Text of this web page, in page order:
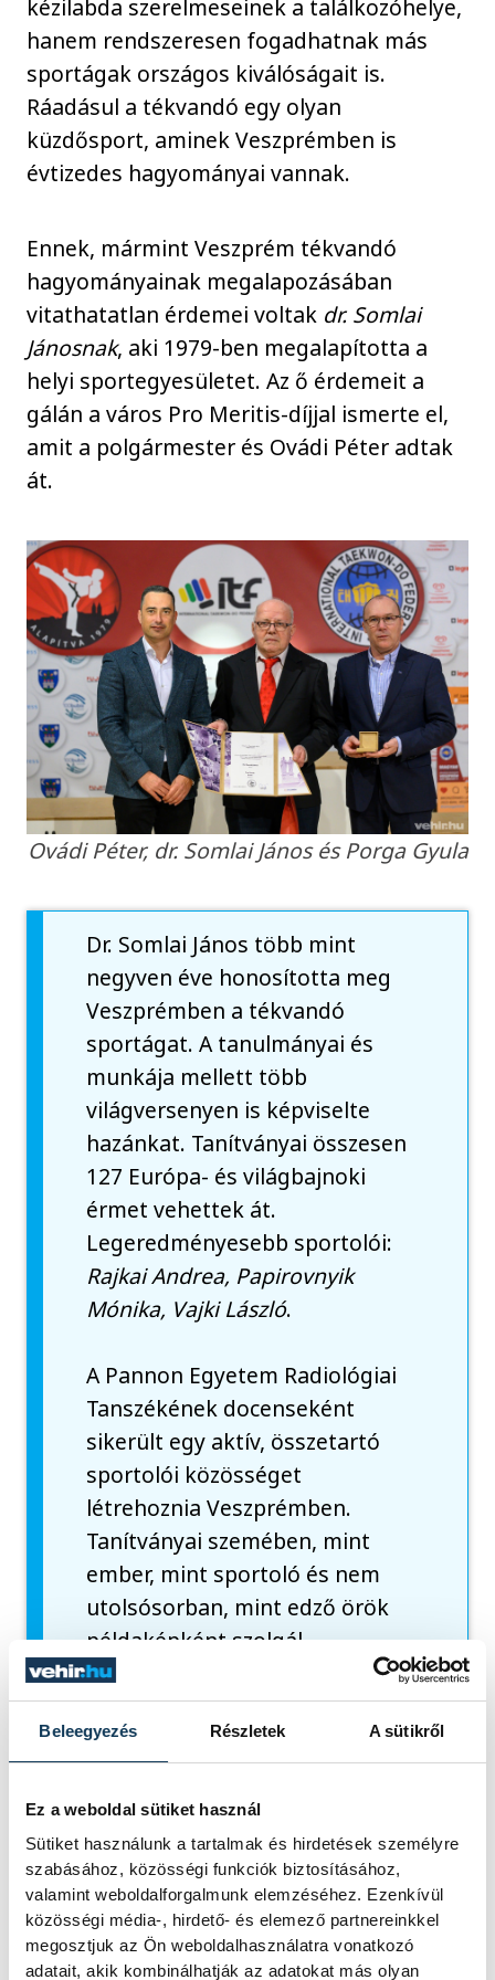
Beleegyezés Részletek A sütikről
Ez a weboldal sütiket használ
Sütiket használunk a tartalmak és hirdetések személyre
szabásához, közösségi funkciók biztosításához,
valamint weboldalforgalmunk elemzéséhez. Ezenkívül
közösségi média-, hirdető- és elemező partnereinkkel
megosztjuk az Ön weboldalhasználatra vonatkozó
adatait, akik kombinálhatják az adatokat más olyan
kézilabda szerelmeseinek a találkozóhelye,
hanem rendszeresen fogadhatnak más
sportágak országos kiválóságait is.
Ráadásul a tékvandó egy olyan
küzdősport, aminek Veszprémben is
évtizedes hagyományai vannak.
Ennek, mármint Veszprém tékvandó
hagyományainak megalapozásában
vitathatatlan érdemei voltak dr. Somlai
Jánosnak, aki 1979-ben megalapította a
helyi sportegyesületet. Az ő érdemeit a
gálán a város Pro Meritis-díjjal ismerte el,
amit a polgármester és Ovádi Péter adtak
át.
Ovádi Péter, dr. Somlai János és Porga Gyula
Dr. Somlai János több mint
negyven éve honosította meg
Veszprémben a tékvandó
sportágat. A tanulmányai és
munkája mellett több
világversenyen is képviselte
hazánkat. Tanítványai összesen
127 Európa- és világbajnoki
érmet vehettek át.
Legeredményesebb sportolói:
Rajkai Andrea, Papirovnyik
Mónika, Vajki László.
A Pannon Egyetem Radiológiai
Tanszékének docenseként
sikerült egy aktív, összetartó
sportolói közösséget
létrehoznia Veszprémben.
Tanítványai szemében, mint
ember, mint sportoló és nem
utolsósorban, mint edző örök
példaképként szolgál.
Külön köszöntötték a klub korábbi
világbajnokait, Rajkai Andreát, Papirovnyik
Mónikát,Mucsy Petrát, Kosztyu Veronikát
és Vajky Lászlót.